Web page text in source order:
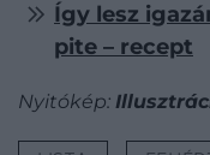
Így lesz
pite – recept
Nyitókép: